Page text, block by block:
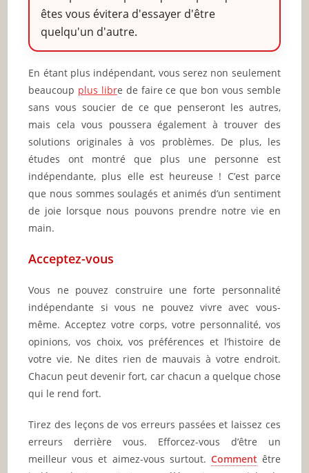
êtes vous évitera d'essayer d'être
quelqu'un d'autre.
En étant plus indépendant, vous serez non seulement
beaucoup plus libre de faire ce que bon vous semble
sans vous soucier de ce que penseront les autres,
mais cela vous poussera également à trouver des
solutions originales à vos problèmes. De plus, les
études ont montré que plus une personne est
indépendante, plus elle est heureuse ! C’est parce
que nous sommes soulagés et animés d’un sentiment
de joie lorsque nous pouvons prendre notre vie en
main.
Acceptez-vous
Vous ne pouvez construire une forte personnalité
indépendante si vous ne pouvez vivre avec vous-
même. Acceptez votre corps, votre personnalité, vos
opinions, vos choix, vos préférences et l’histoire de
votre vie. Ne dites rien de mauvais à votre endroit.
Chacun peut devenir fort, car chacun a quelque chose
qui le rend fort.
Tirez des leçons de vos erreurs passées et laissez ces
erreurs derrière vous. Efforcez-vous d’être un
meilleur vous et aimez-vous surtout. Comment être